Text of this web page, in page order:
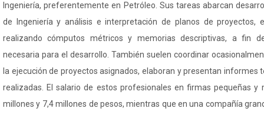
Ingeniería, preferentemente en Petróleo. Sus tareas abarcan
de Ingeniería y análisis e interpretación de planos de proyectos,
realizando cómputos métricos y memorias descriptivas, a fin
necesaria para el desarrollo. También suelen coordinar
la ejecución de proyectos asignados, elaboran y presentan informes
realizadas. El salario de estos profesionales en firmas pequeñas y
millones y 7,4 millones de pesos, mientras que en una compañía